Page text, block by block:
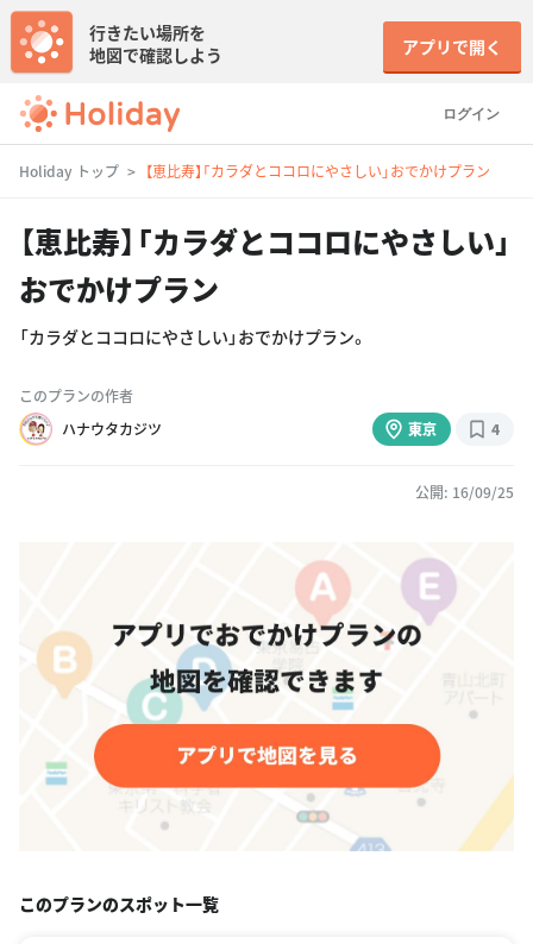
ログイン
行きたい場所を
地図で確認しよう
アプリで開く
Holiday トップ 【恵比寿】「カラダとココロにやさしい」おでかけプラン
【恵比寿】「カラダとココロにやさしい」
おでかけプラン
「カラダとココロにやさしい」おでかけプラン。
このプランの作者
ハナウタカジツ
東京 4
公開: 16/09/25
このプランのスポット一覧